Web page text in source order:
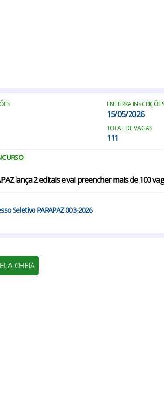
ENCERRA INSCRIÇÕES
15/05/2026
TOTAL DE VAGAS
111
lança 2 editais e vai preencher mais de 100
Seletivo PARAPAZ 003-2026
CHEIA